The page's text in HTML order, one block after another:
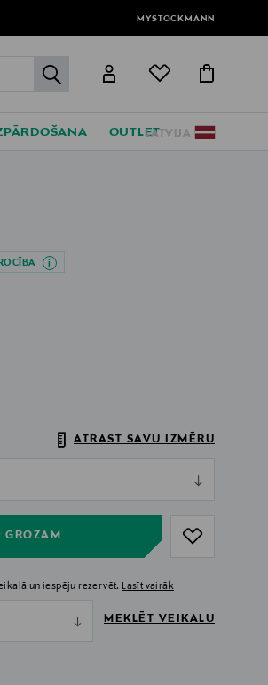
MYSTOCKMANN
label.header.go
LATVIJA
OUTLET
ATRAST SAVU IZMĒRU
un iespēju rezervēt. Lasīt vairāk
MEKLĒT VEIKALU